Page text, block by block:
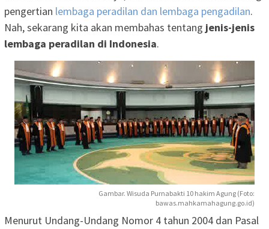
pengertian lembaga peradilan dan lembaga pengadilan.
Nah, sekarang kita akan membahas tentang jenis-jenis
lembaga peradilan di Indonesia.
Gambar. Wisuda Purnabakti 10 hakim Agung (Foto:
bawas.mahkamahagung.go.id)
Menurut Undang-Undang Nomor 4 tahun 2004 dan Pasal